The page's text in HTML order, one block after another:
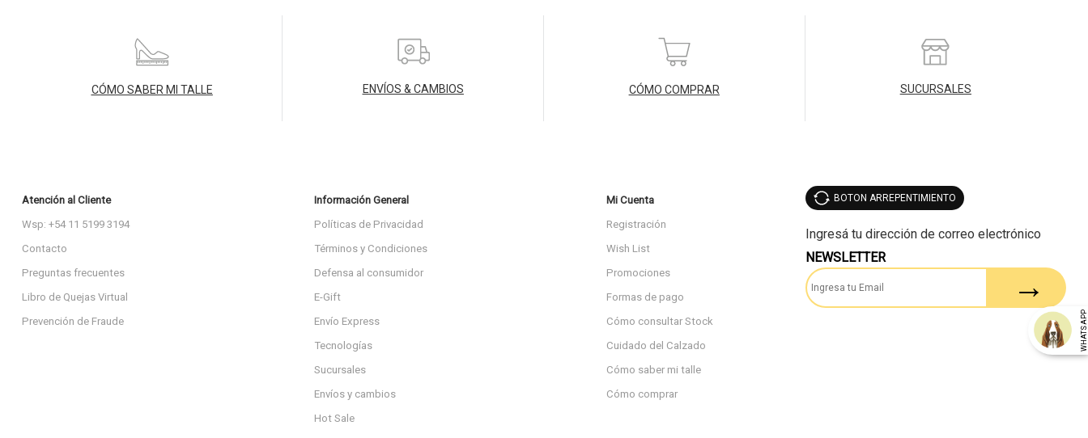
CÓMO SABER MI TALLE ENVÍOS & CAMBIOS CÓMO COMPRAR SUCURSALES
Atención al Cliente
Wsp: +54 11 5199 3194
Contacto
Preguntas frecuentes
Libro de Quejas Virtual
Prevención de Fraude
Información General
Políticas de Privacidad
Términos y Condiciones
Defensa al consumidor
E-Gift
Envío Express
Tecnologías
Sucursales
Envíos y cambios
Hot Sale
Mi Cuenta
Registración
Wish List
Promociones
Formas de pago
Cómo consultar Stock
Cuidado del Calzado
Cómo saber mi talle
Cómo comprar
WHATSAPP
BOTON ARREPENTIMIENTO
NEWSLETTER